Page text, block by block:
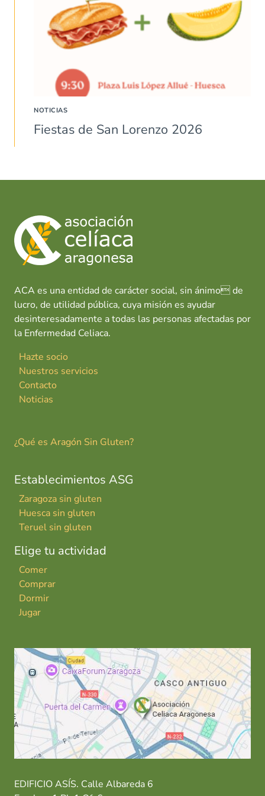
NOTICIAS
Fiestas de San Lorenzo 2026
ACA es una entidad de carácter social, sin ánimo de
lucro, de utilidad pública, cuya misión es ayudar
desinteresadamente a todas las personas afectadas por
la Enfermedad Celiaca.
Hazte socio
Nuestros servicios
Contacto
Noticias
¿Qué es Aragón Sin Gluten?
Establecimientos ASG
Zaragoza sin gluten
Huesca sin gluten
Teruel sin gluten
Elige tu actividad
Comer
Comprar
Dormir
Jugar
EDIFICIO ASÍS. Calle Albareda 6